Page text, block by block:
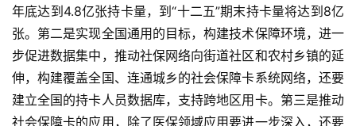
年底达到4.8亿张持卡量，到“十二五”期末持卡量将达到8亿
张。第二是实现全国通用的目标，构建技术保障环境，进一
步促进数据集中，推动社保网络向街道社区和农村乡镇的延
伸，构建覆盖全国、连通城乡的社会保障卡系统网络，还要
建立全国的持卡人员数据库，支持跨地区用卡。第三是推动
社会保障卡的应用，除了医保领域应用要进一步深入，还要